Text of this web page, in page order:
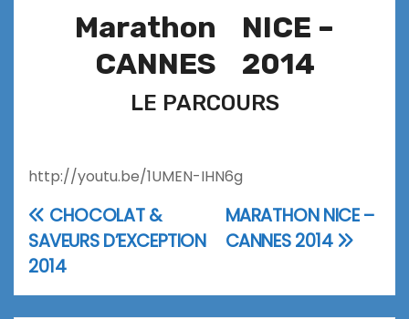
Marathon NICE –
CANNES 2014
LE PARCOURS
http://youtu.be/1UMEN-IHN6g
Navigation
de
l’article
MARATHON NICE –
CANNES 2014
CHOCOLAT &
SAVEURS D’EXCEPTION
2014